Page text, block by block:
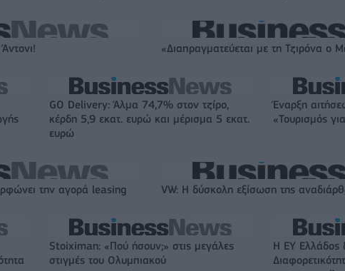
«Διαπραγματεύεται με τη Τζιρόνα ο
GO Delivery: Άλμα 74,7% στον τζίρο,
κέρδη 5,9 εκατ. ευρώ και μέρισμα 5 εκατ.
ευρώ
Έναρξη
«Τουρισμός
την αγορά leasing VW: Η δύσκολη εξίσωση της
Stoiximan: «Πού ήσουν;» στις μεγάλες
στιγμές του Ολυμπιακού
Η EY Ελλάδος